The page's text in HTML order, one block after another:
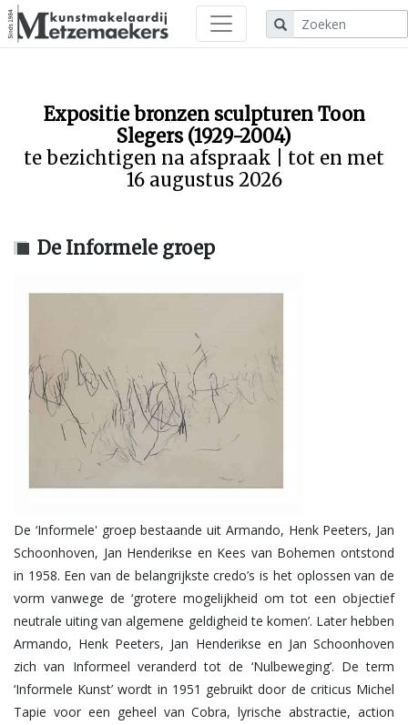
Expositie bronzen sculpturen Toon
Slegers (1929-2004)
te bezichtigen na afspraak | tot en met
16 augustus 2026
De Informele groep
De ‘Informele' groep bestaande uit Armando, Henk Peeters, Jan
Schoonhoven, Jan Henderikse en Kees van Bohemen ontstond
in 1958. Een van de belangrijkste credo’s is het oplossen van de
vorm vanwege de ‘grotere mogelijkheid om tot een objectief
neutrale uiting van algemene geldigheid te komen’. Later hebben
Armando, Henk Peeters, Jan Henderikse en Jan Schoonhoven
zich van Informeel veranderd tot de ‘Nulbeweging’. De term
‘Informele Kunst’ wordt in 1951 gebruikt door de criticus Michel
Tapie voor een geheel van Cobra, lyrische abstractie, action